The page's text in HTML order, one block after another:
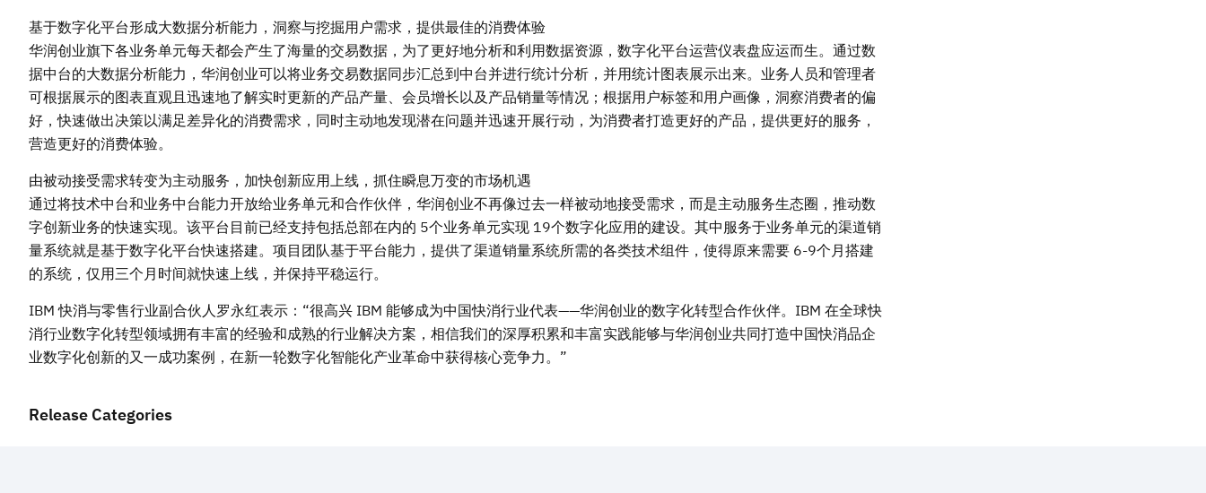
基于数字化平台形成大数据分析能力，洞察与挖掘用户需求，提供最佳的消费体验
华润创业旗下各业务单元每天都会产生了海量的交易数据，为了更好地分析和利用数据资源，数字化平台运营仪表盘应运而生。通过数
据中台的大数据分析能力，华润创业可以将业务交易数据同步汇总到中台并进行统计分析，并用统计图表展示出来。业务人员和管理者
可根据展示的图表直观且迅速地了解实时更新的产品产量、会员增长以及产品销量等情况；根据用户标签和用户画像，洞察消费者的偏
好，快速做出决策以满足差异化的消费需求，同时主动地发现潜在问题并迅速开展行动，为消费者打造更好的产品，提供更好的服务，
营造更好的消费体验。
由被动接受需求转变为主动服务，加快创新应用上线，抓住瞬息万变的市场机遇
通过将技术中台和业务中台能力开放给业务单元和合作伙伴，华润创业不再像过去一样被动地接受需求，而是主动服务生态圈，推动数
字创新业务的快速实现。该平台目前已经支持包括总部在内的 5个业务单元实现 19个数字化应用的建设。其中服务于业务单元的渠道销
量系统就是基于数字化平台快速搭建。项目团队基于平台能力，提供了渠道销量系统所需的各类技术组件，使得原来需要 6-9个月搭建
的系统，仅用三个月时间就快速上线，并保持平稳运行。
IBM 快消与零售行业副合伙人罗永红表示：“很高兴 IBM 能够成为中国快消行业代表——华润创业的数字化转型合作伙伴。IBM 在全球快
消行业数字化转型领域拥有丰富的经验和成熟的行业解决方案，相信我们的深厚积累和丰富实践能够与华润创业共同打造中国快消品企
业数字化创新的又一成功案例，在新一轮数字化智能化产业革命中获得核心竞争力。”
Release Categories